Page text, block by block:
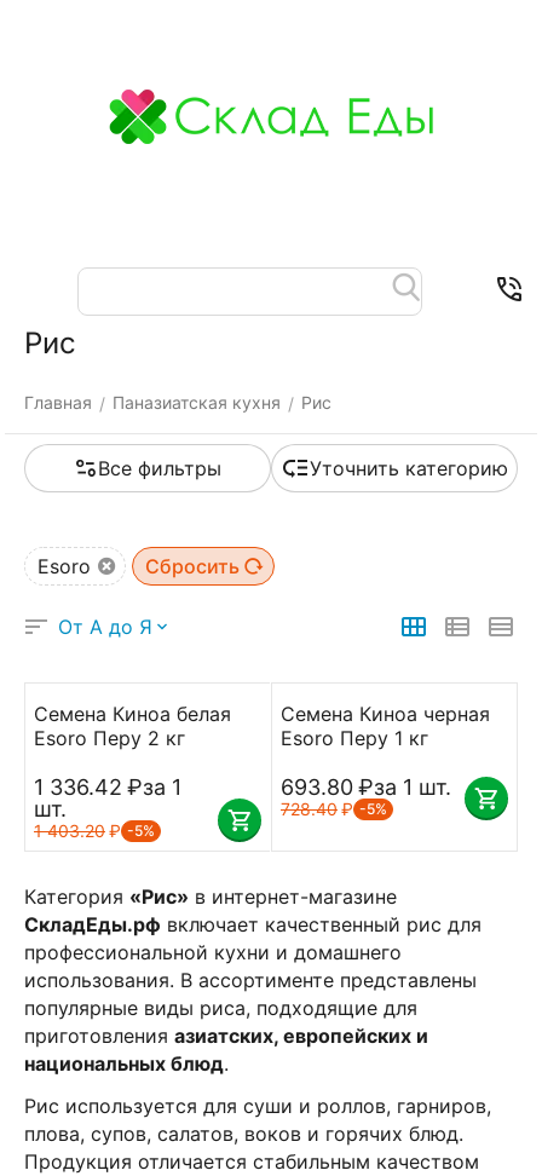
Рис
Главная / Паназиатская кухня / Рис
Все фильтры Уточнить категорию
Категория «Рис» в интернет-магазине
СкладЕды.рф включает качественный рис для
профессиональной кухни и домашнего
использования. В ассортименте представлены
популярные виды риса, подходящие для
приготовления азиатских, европейских и
национальных блюд.
Рис используется для суши и роллов, гарниров,
плова, супов, салатов, воков и горячих блюд.
Продукция отличается стабильным качеством
Esoro Сбросить
От А до Я
Семена Киноа белая
Esoro Перу 2 кг
1 336.42 ₽за 1
шт.
1 403.20₽ -5%
Семена Киноа черная
Esoro Перу 1 кг
693.80₽за 1 шт.
728.40₽ -5%